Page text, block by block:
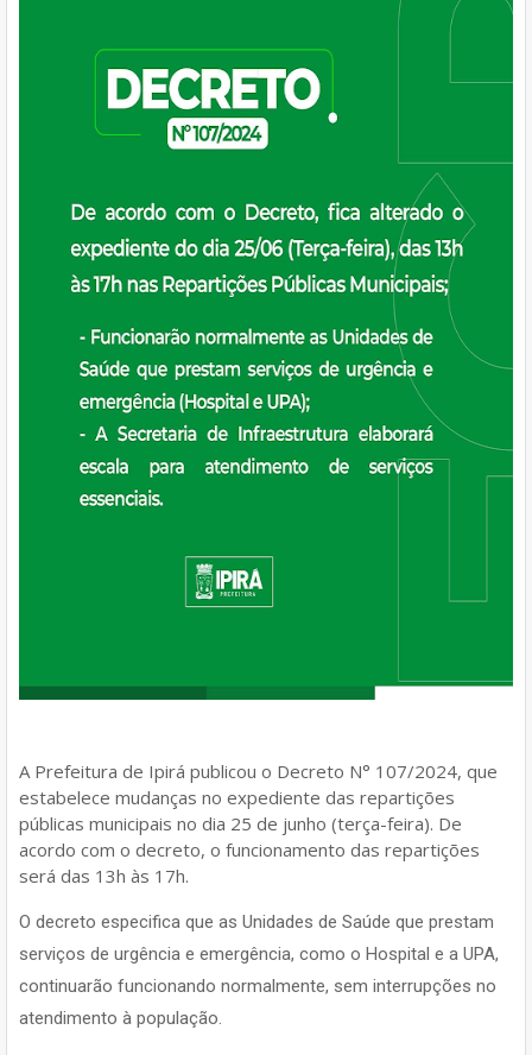
A Prefeitura de Ipirá publicou o Decreto N° 107/2024, que
estabelece mudanças no expediente das repartições
públicas municipais no dia 25 de junho (terça-feira). De
acordo com o decreto, o funcionamento das repartições
será das 13h às 17h.
O decreto especifica que as Unidades de Saúde que prestam
serviços de urgência e emergência, como o Hospital e a UPA,
continuarão funcionando normalmente, sem interrupções no
atendimento à população.